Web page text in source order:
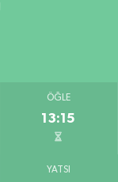
ÖĞLE
13:15
YATSI